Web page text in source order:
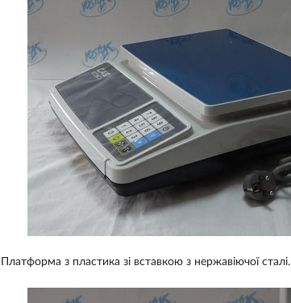
Платформа з пластика зі вставкою з нержавіючої сталі.